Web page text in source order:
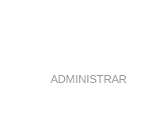
ADMINISTRAR